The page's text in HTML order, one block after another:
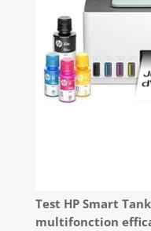
Test HP Smart
multifonction